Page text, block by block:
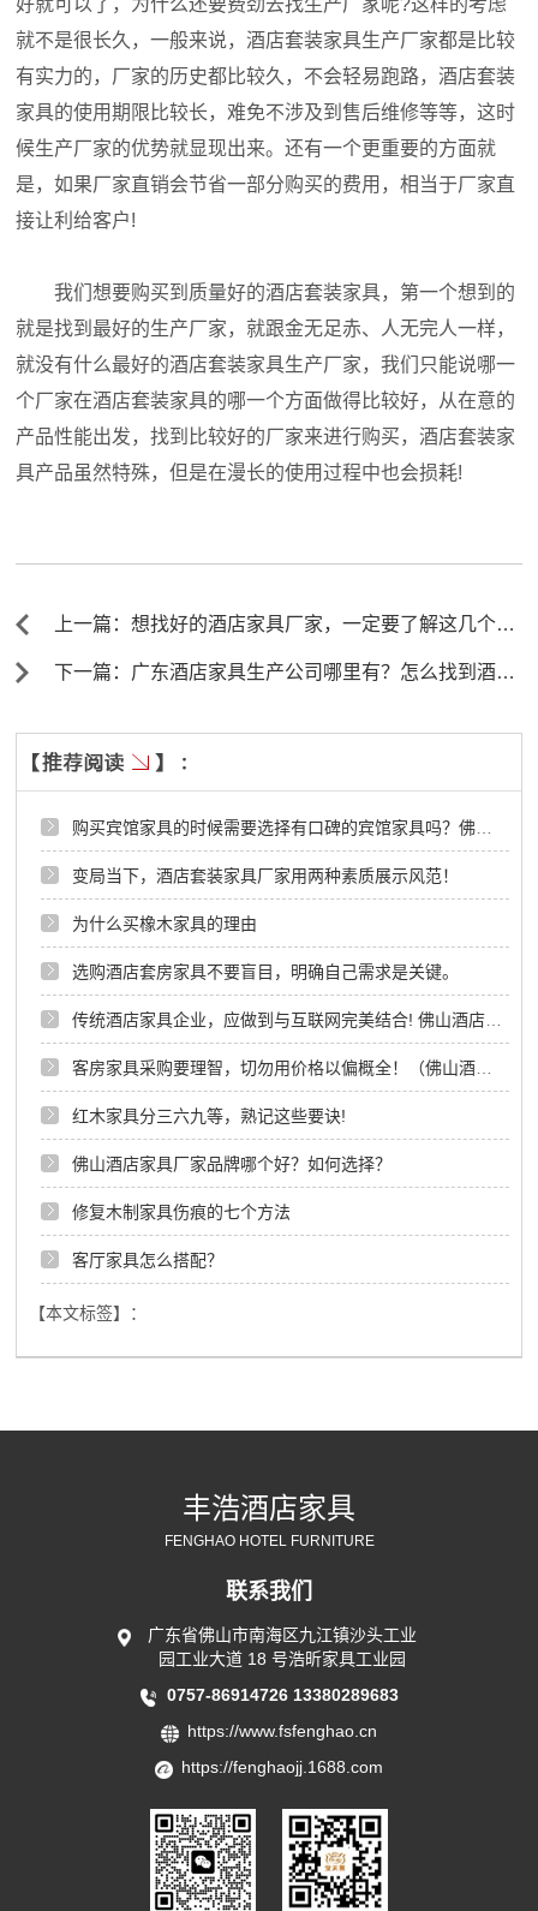
就不是很长久，一般来说，酒店套装家具生产厂家都是比较
有实力的，厂家的历史都比较久，不会轻易跑路，酒店套装
家具的使用期限比较长，难免不涉及到售后维修等等，这时
候生产厂家的优势就显现出来。还有一个更重要的方面就
是，如果厂家直销会节省一部分购买的费用，相当于厂家直
接让利给客户!
我们想要购买到质量好的酒店套装家具，第一个想到的
就是找到最好的生产厂家，就跟金无足赤、人无完人一样，
就没有什么最好的酒店套装家具生产厂家，我们只能说哪一
个厂家在酒店套装家具的哪一个方面做得比较好，从在意的
产品性能出发，找到比较好的厂家来进行购买，酒店套装家
具产品虽然特殊，但是在漫长的使用过程中也会损耗!
上一篇：想找好的酒店家具厂家，一定要了解这几个方
下一篇：广东酒店家具生产公司哪里有？怎么找到酒店
变局当下，酒店套装家具厂家用两种素质展示风范！
为什么买橡木家具的理由
选购酒店套房家具不要盲目，明确自己需求是关键。
红木家具分三六九等，熟记这些要诀!
佛山酒店家具厂家品牌哪个好？如何选择？
修复木制家具伤痕的七个方法
客厅家具怎么搭配？
【本文标签】：
丰浩酒店家具
FENGHAO HOTEL FURNITURE
联系我们
广东省佛山市南海区九江镇沙头工业
园工业大道 18 号浩昕家具工业园
0757-86914726 13380289683
https://www.fsfenghao.cn
https://fenghaojj.1688.com